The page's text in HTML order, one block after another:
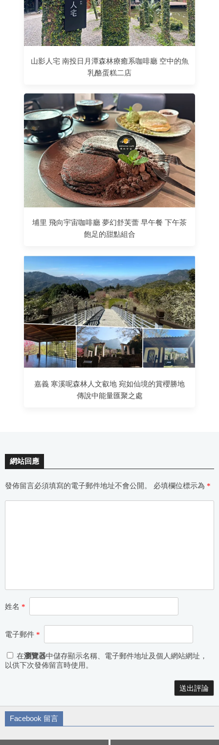
山影人宅 南投日月潭森林療癒系咖啡廳 空中的魚
乳酪蛋糕二店
埔里 飛向宇宙咖啡廳 夢幻舒芙蕾 早午餐 下午茶
飽足的甜點組合
嘉義 寒溪呢森林人文叡地 宛如仙境的賞櫻勝地
傳說中能量匯聚之處
網站回應
發佈留言必須填寫的電子郵件地址不會公開。 必填欄位標示為 *
姓名 *
電子郵件 *
在瀏覽器中儲存顯示名稱、電子郵件地址及個人網站網址，
以供下次發佈留言時使用。
Facebook 留言